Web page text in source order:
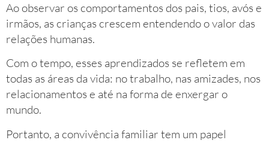
Ao observar os comportamentos dos pais, tios, avós e
irmãos, as crianças crescem entendendo o valor das
relações humanas.
Com o tempo, esses aprendizados se refletem em
todas as áreas da vida: no trabalho, nas amizades, nos
relacionamentos e até na forma de enxergar o
mundo.
Portanto, a convivência familiar tem um papel